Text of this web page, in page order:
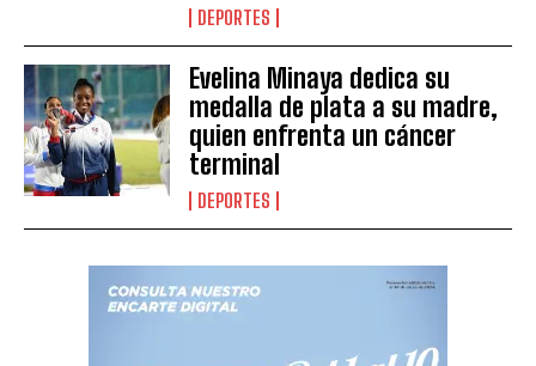
DEPORTES
Evelina Minaya dedica su
medalla de plata a su madre,
quien enfrenta un cáncer
terminal
DEPORTES